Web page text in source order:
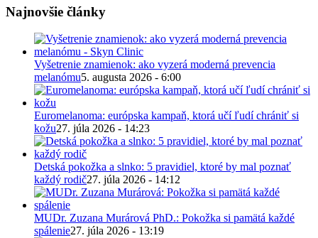
Najnovšie články
Vyšetrenie znamienok: ako vyzerá moderná prevencia
melanómu5. augusta 2026 - 6:00
Euromelanoma: európska kampaň, ktorá učí ľudí chrániť si
kožu27. júla 2026 - 14:23
Detská pokožka a slnko: 5 pravidiel, ktoré by mal poznať
každý rodič27. júla 2026 - 14:12
MUDr. Zuzana Murárová PhD.: Pokožka si pamätá každé
spálenie27. júla 2026 - 13:19